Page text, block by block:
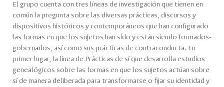
El grupo cuenta con tres líneas de investigación que tienen en
común la pregunta sobre las diversas prácticas, discursos y
dispositivos históricos y contemporáneos que han configurado
las formas en que los sujetos han sido y están siendo formados-
gobernados, así como sus prácticas de contraconducta. En
primer lugar, la línea de Prácticas de sí que desarrolla estudios
genealógicos sobre las formas en que los sujetos actúan sobre
sí de manera deliberada para transformarse o fijar su identidad y